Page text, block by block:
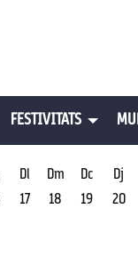
FESTIVITATS
Dl
17
Dm
18
Dc
19
Dj
20